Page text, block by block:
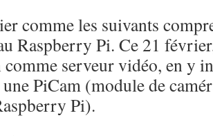
comme les suivants
Raspberry Pi. Ce 21
serveur vidéo, en y
PiCam (module de
Pi).